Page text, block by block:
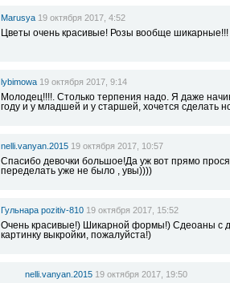
Marusya 19 октября 2017, 4:52
Цветы очень красивые! Розы вообще шикарные!!!
lybimowa 19 октября 2017, 9:14
Молодец!!!!. Столько терпения надо. Я даже
году и у младшей и у старшей, хочется сделать
nelli.vanyan.2015 19 октября 2017, 10:57
Спасибо девочки большое!Да уж вот прямо
переделать уже не было , увы))))
Гульнара pozitiv-810 19 октября 2017, 15:52
Очень красивые!) Шикарной формы!) Сдеоаны с
картинку выкройки, пожалуйста!)
nelli.vanyan.2015 19 октября 2017, 19:50